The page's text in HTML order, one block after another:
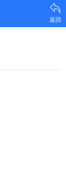
返回